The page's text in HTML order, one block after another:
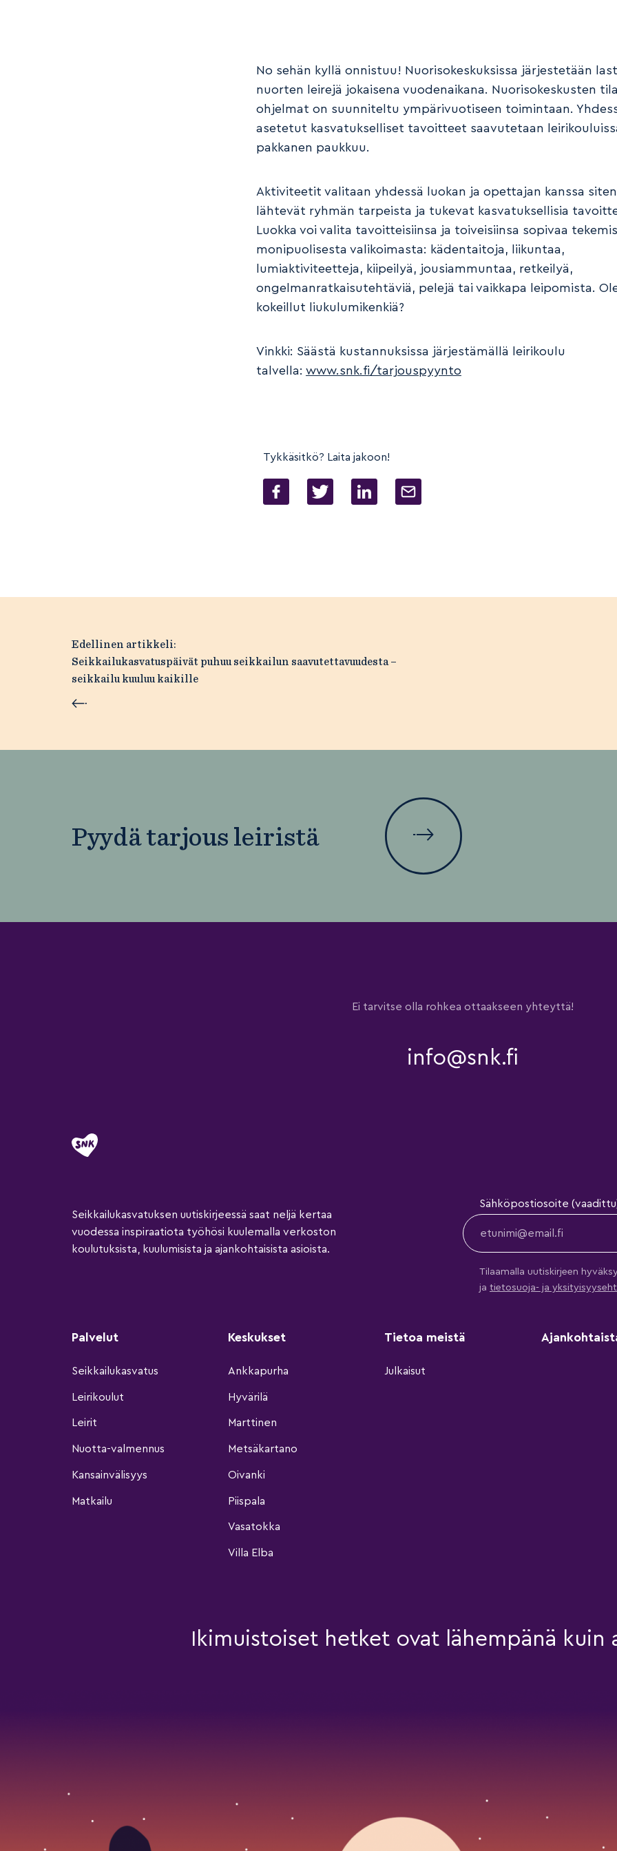
No sehän kyllä onnistuu! Nuorisokeskuksissa järjestetään
nuorten leirejä jokaisena vuodenaikana. Nuorisokeskusten
ohjelmat on suunniteltu ympärivuotiseen toimintaan.
asetetut kasvatukselliset tavoitteet saavutetaan
pakkanen paukkuu.
Aktiviteetit valitaan yhdessä luokan ja opettajan kanssa
lähtevät ryhmän tarpeista ja tukevat kasvatuksellisia
Luokka voi valita tavoitteisiinsa ja toiveisiinsa sopivaa
monipuolisesta valikoimasta: kädentaitoja, liikuntaa,
lumiaktiviteetteja, kiipeilyä, jousiammuntaa, retkeilyä,
ongelmanratkaisutehtäviä, pelejä tai vaikkapa leipomista.
kokeillut liukulumikenkiä?
Vinkki: Säästä kustannuksissa järjestämällä leirikoulu
talvella: www.snk.fi/tarjouspyynto
Tykkäsitkö? Laita jakoon!
Artikkelien
Edellinen artikkeli:
Seikkailukasvatuspäivät puhuu seikkailun saavutettavuudesta –
seikkailu kuuluu kaikille
Pyydä tarjous leiristä
Ei tarvitse olla rohkea ottaakseen yhteyttä!
info@snk.fi
Seikkailukasvatuksen uutiskirjeessä saat neljä kertaa
vuodessa inspiraatiota työhösi kuulemalla verkoston
koulutuksista, kuulumisista ja ajankohtaisista asioista.
Sähköpostiosoite
Tilaamalla uutiskirjeen
ja tietosuoja- ja
Palvelut
Seikkailukasvatus
Leirikoulut
Leirit
Nuotta-valmennus
Kansainvälisyys
Matkailu
Keskukset
Ankkapurha
Hyvärilä
Marttinen
Metsäkartano
Oivanki
Piispala
Vasatokka
Villa Elba
Tietoa meistä
Julkaisut
Ikimuistoiset hetket ovat lähempänä kuin